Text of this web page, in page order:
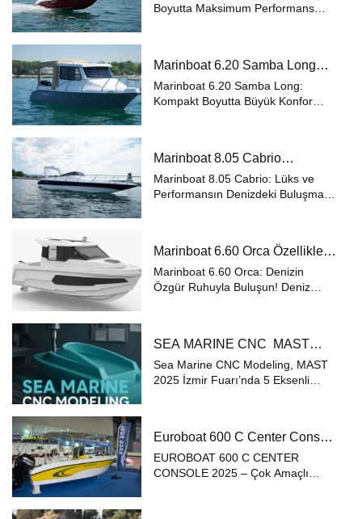
Kompakt Tekne
Boyutta Maksimum Performans
sertifikasyonu ve pratik tasarımıyla
hem günlük ku...
Marinboat 6.20 Samba Long
Özellikleri ve Fiyatları – A Sınıfı
Kompakt Tekne
Marinboat 6.20 Samba Long:
Kompakt Boyutta Büyük Konfor
tasarımıyla hem kıyı seyirlerinde
hem de açık denizde...
Marinboat 8.05 Cabrio
Özellikleri ve Fiyatları – A Sınıfı
Lüks Tekne
Marinboat 8.05 Cabrio: Lüks ve
Performansın Denizdeki Buluşması
tasarımıyla açık denizlerin
vazgeçilmez seçeneği. Dışt...
Marinboat 6.60 Orca Özellikleri
ve Fiyatları – Dıştan Takmalı
Lüks Tekne
Marinboat 6.60 Orca: Denizin
Özgür Ruhuyla Buluşun! Deniz
bir dengeyle sunuyor. Dıştan takma
motor seçeneğiyle geniş bir...
SEA MARINE CNC MAST
2025 İzmir’de 5 Eksenli
Teknolojisiyle Fark Yaratıyor
Sea Marine CNC Modeling, MAST
2025 İzmir Fuarı’nda 5 Eksenli
Sea Marine CNC Modeling,
Türkiye...
Euroboat 600 C Center Console
2025 – Çok Amaçlı Premium
Tekne
EUROBOAT 600 C CENTER
CONSOLE 2025 – Çok Amaçlı